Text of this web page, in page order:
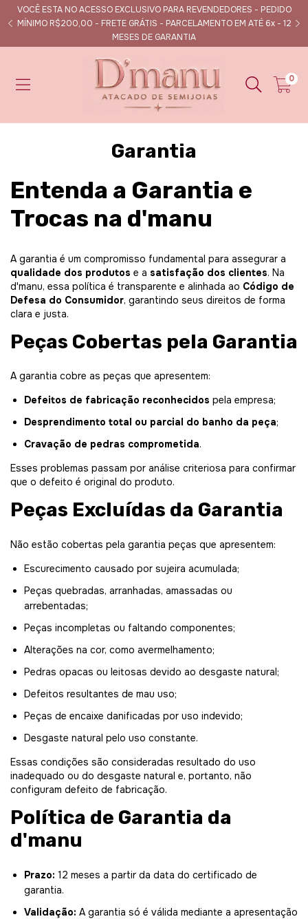
VOCÊ ESTA NO ACESSO EXCLUSIVO PARA REVENDEDORES - PEDIDO
MÍNIMO R$200,00 - FRETE GRÁTIS - PARCELAMENTO EM ATÉ 6x - 12
MESES DE GARANTIA
0
Garantia
Entenda a Garantia e
Trocas na d'manu
A garantia é um compromisso fundamental para assegurar a
qualidade dos produtos e a satisfação dos clientes. Na
d'manu, essa política é transparente e alinhada ao Código de
Defesa do Consumidor, garantindo seus direitos de forma
clara e justa.
Peças Cobertas pela Garantia
A garantia cobre as peças que apresentem:
Defeitos de fabricação reconhecidos pela empresa;
Desprendimento total ou parcial do banho da peça;
Cravação de pedras comprometida.
Esses problemas passam por análise criteriosa para confirmar
que o defeito é original do produto.
Peças Excluídas da Garantia
Não estão cobertas pela garantia peças que apresentem:
Escurecimento causado por sujeira acumulada;
Peças quebradas, arranhadas, amassadas ou
arrebentadas;
Peças incompletas ou faltando componentes;
Alterações na cor, como avermelhamento;
Pedras opacas ou leitosas devido ao desgaste natural;
Defeitos resultantes de mau uso;
Peças de encaixe danificadas por uso indevido;
Desgaste natural pelo uso constante.
Essas condições são consideradas resultado do uso
inadequado ou do desgaste natural e, portanto, não
configuram defeito de fabricação.
Política de Garantia da
d'manu
Prazo: 12 meses a partir da data do certificado de
garantia.
Validação: A garantia só é válida mediante a apresentação